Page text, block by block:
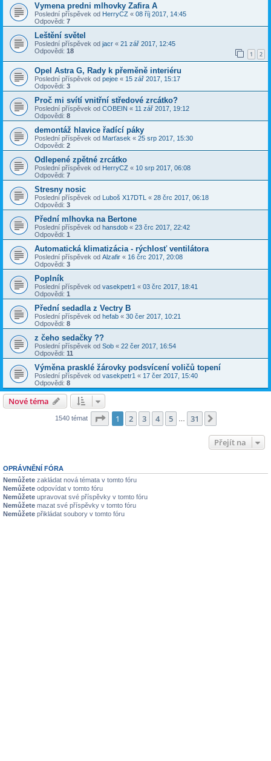
Vymena predni mlhovky Zafira A
Poslední příspěvek od HerryCZ « 08 říj 2017, 14:45
Odpovědi: 7
Leštění světel
Poslední příspěvek od jacr « 21 zář 2017, 12:45
Odpovědi: 18 1 2
Opel Astra G, Rady k přeměně interiéru
Poslední příspěvek od pejee « 15 zář 2017, 15:17
Odpovědi: 3
Proč mi svítí vnitřní středové zrcátko?
Poslední příspěvek od COBEIN « 11 zář 2017, 19:12
Odpovědi: 8
demontáž hlavice řadící páky
Poslední příspěvek od Marťasek « 25 srp 2017, 15:30
Odpovědi: 2
Odlepené zpětné zrcátko
Poslední příspěvek od HerryCZ « 10 srp 2017, 06:08
Odpovědi: 7
Stresny nosic
Poslední příspěvek od Luboš X17DTL « 28 črc 2017, 06:18
Odpovědi: 3
Přední mlhovka na Bertone
Poslední příspěvek od hansdob « 23 črc 2017, 22:42
Odpovědi: 1
Automatická klimatizácia - rýchlosť ventilátora
Poslední příspěvek od Alzafir « 16 črc 2017, 20:08
Odpovědi: 3
Poplník
Poslední příspěvek od vasekpetr1 « 03 črc 2017, 18:41
Odpovědi: 1
Přední sedadla z Vectry B
Poslední příspěvek od hefab « 30 čer 2017, 10:21
Odpovědi: 8
z čeho sedačky ??
Poslední příspěvek od Sob « 22 čer 2017, 16:54
Odpovědi: 11
Výměna prasklé žárovky podsvícení voličů topení
Poslední příspěvek od vasekpetr1 « 17 čer 2017, 15:40
Odpovědi: 8
Nové téma
1540 témat Stránka z 31
1 2 3 4 5 31
Přejít na
OPRÁVNĚNÍ FÓRA
Nemůžete zakládat nová témata v tomto fóru
Nemůžete odpovídat v tomto fóru
Nemůžete upravovat své příspěvky v tomto fóru
Nemůžete mazat své příspěvky v tomto fóru
Nemůžete přikládat soubory v tomto fóru